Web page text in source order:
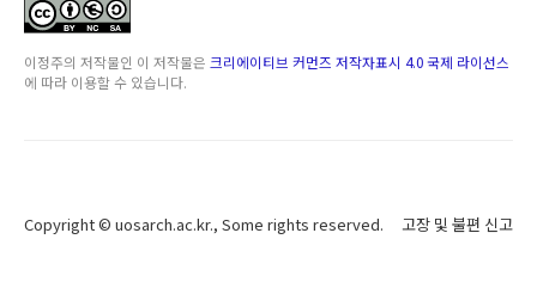
이정주의 저작물인 이 저작물은 크리에이티브 커먼즈 저작자표시 4.0 국제 라이선스
에 따라 이용할 수 있습니다.
Copyright © uosarch.ac.kr., Some rights reserved. 고장 및 불편 신고